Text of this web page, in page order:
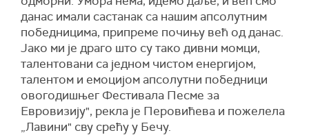
данас имали састанак са нашим апсолутним
победницима, припреме почињу већ од данас.
Јако ми је драго што су тако дивни момци,
талентовани са једном чистом енергијом,
талентом и емоцијом апсолутни победници
овогодишњег Фестивала Песме за
Евровизију", рекла је Перовићева и пожелела
„Лавини" сву срећу у Бечу.